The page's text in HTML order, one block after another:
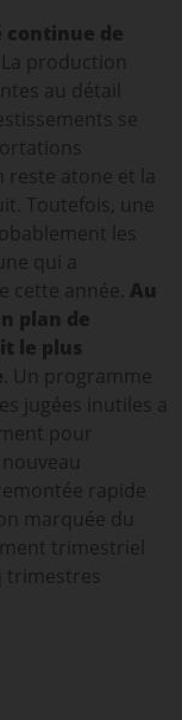
continue de
La production
au détail
se
reste atone et la
Toutefois, une
les
qui a
cette année. Au
plan de
le plus
. Un programme
jugées inutiles a
pour
rapide
marquée du
trimestriel
trimestres